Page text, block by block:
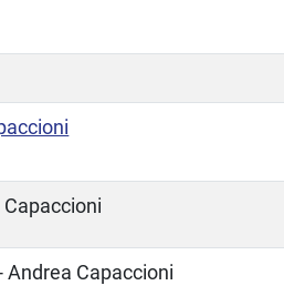
Andrea Capaccioni